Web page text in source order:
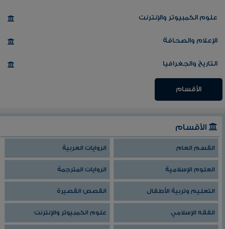
علوم الكمبيوتر والإنترنت
الإعلام والصحافة
التاريخ والجغرافيا
الأقسام
الأقسام
القسم العام الروايات العربية
العلوم الإسلامية الروايات المترجمة
التعليم وتربية الأطفال القصص القصيرة
الفقه الإسلامي علوم الكمبيوتر والإنترنت